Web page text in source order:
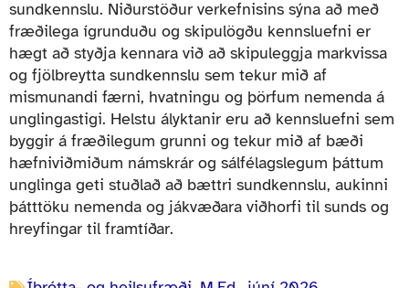
sundkennslu. Niðurstöður verkefnisins sýna að með
fræðilega ígrunduðu og skipulögðu kennsluefni er
hægt að styðja kennara við að skipuleggja markvissa
og fjölbreytta sundkennslu sem tekur mið af
mismunandi færni, hvatningu og þörfum nemenda á
unglingastigi. Helstu ályktanir eru að kennsluefni sem
byggir á fræðilegum grunni og tekur mið af bæði
hæfniviðmiðum námskrár og sálfélagslegum þáttum
unglinga geti stuðlað að bættri sundkennslu, aukinni
þátttöku nemenda og jákvæðara viðhorfi til sunds og
hreyfingar til framtíðar.